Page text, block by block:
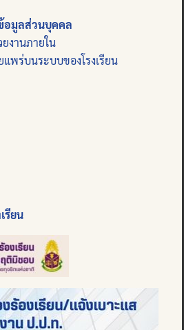
อมูลส่วนบุคคล
งานภายใน
แพร่บนระบบของโรงเรียน
รียน